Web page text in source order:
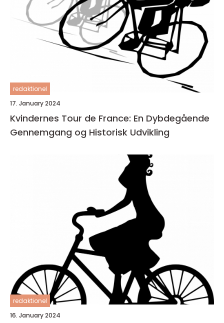
redaktionel
17. January 2024
Kvindernes Tour de France: En Dybdegående
Gennemgang og Historisk Udvikling
redaktionel
16. January 2024